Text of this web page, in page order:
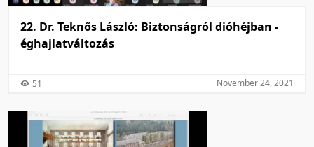
22. Dr. Teknős László: Biztonságról dióhéjban -
éghajlatváltozás
51 November 24, 2021